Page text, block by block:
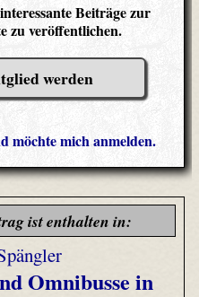
Beiträge zur
zu veröffentlichen.
werden
möchte mich anmelden.
ist enthalten in:
Omnibusse in